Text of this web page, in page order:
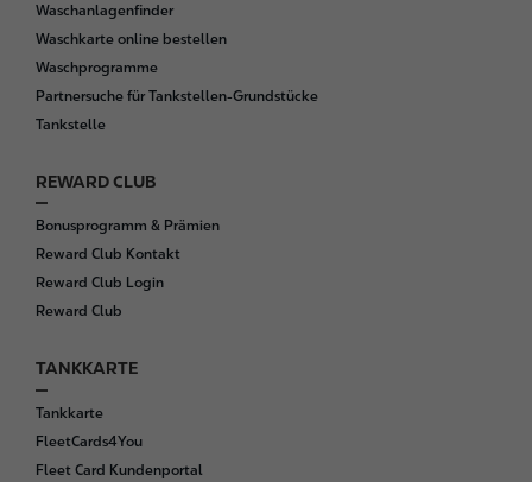
Waschanlagenfinder
Waschkarte online bestellen
Waschprogramme
Partnersuche für Tankstellen-Grundstücke
Tankstelle
REWARD CLUB
Bonusprogramm & Prämien
Reward Club Kontakt
Reward Club Login
Reward Club
TANKKARTE
Tankkarte
FleetCards4You
Fleet Card Kundenportal